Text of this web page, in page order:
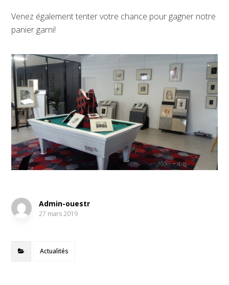
Venez également tenter votre chance pour gagner notre
panier garni!
Admin-ouestr
27 mars 2019
Actualités